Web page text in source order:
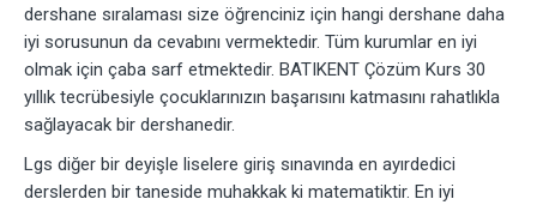
dershane sıralaması size öğrenciniz için hangi dershane daha
iyi sorusunun da cevabını vermektedir. Tüm kurumlar en iyi
olmak için çaba sarf etmektedir. BATIKENT Çözüm Kurs 30
yıllık tecrübesiyle çocuklarınızın başarısını katmasını rahatlıkla
sağlayacak bir dershanedir.
Lgs diğer bir deyişle liselere giriş sınavında en ayırdedici
derslerden bir taneside muhakkak ki matematiktir. En iyi